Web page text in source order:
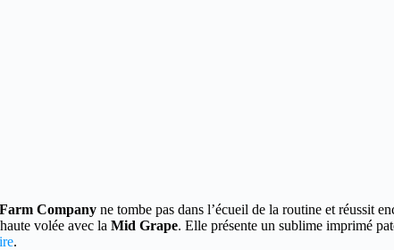
Company ne tombe pas dans l’écueil de la routine et réussit
volée avec la Mid Grape. Elle présente un sublime imprimé
.